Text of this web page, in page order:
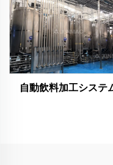
自動飲料加工システ